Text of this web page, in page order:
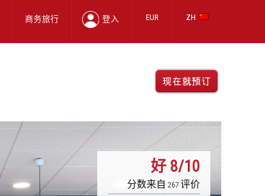
ZH
EUR
登入
商务旅行
好 8/10
分数来自 267 评价